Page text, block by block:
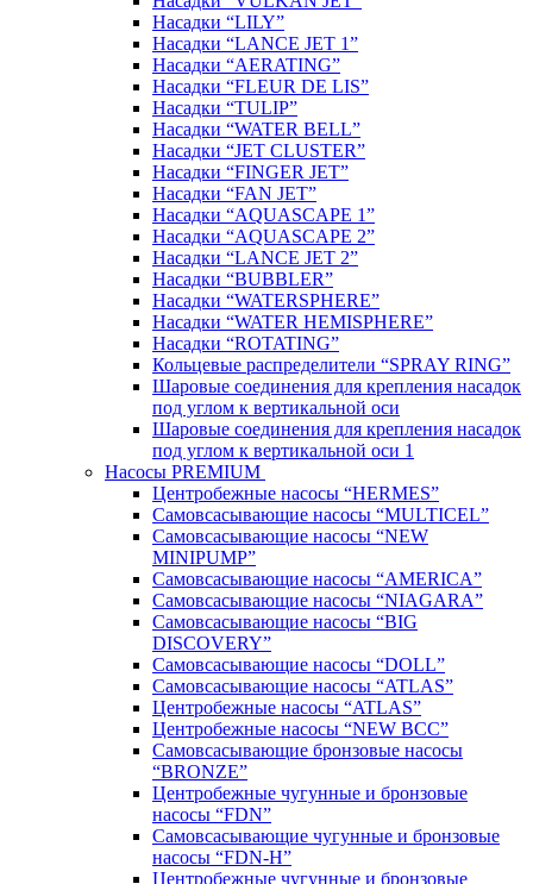
Насадки “LILY”
Насадки “LANCE JET 1”
Насадки “AERATING”
Насадки “FLEUR DE LIS”
Насадки “TULIP”
Насадки “WATER BELL”
Насадки “JET CLUSTER”
Насадки “FINGER JET”
Насадки “FAN JET”
Насадки “AQUASCAPE 1”
Насадки “AQUASCAPE 2”
Насадки “LANCE JET 2”
Насадки “BUBBLER”
Насадки “WATERSPHERE”
Насадки “WATER HEMISPHERE”
Насадки “ROTATING”
Кольцевые распределители “SPRAY RING”
Шаровые соединения для крепления насадок
под углом к вертикальной оси
Шаровые соединения для крепления насадок
под углом к вертикальной оси 1
Насосы PREMIUM
Центробежные насосы “HERMES”
Самовсасывающие насосы “MULTICEL”
Самовсасывающие насосы “NEW
MINIPUMP”
Самовсасывающие насосы “AMERICA”
Самовсасывающие насосы “NIAGARA”
Самовсасывающие насосы “BIG
DISCOVERY”
Самовсасывающие насосы “DOLL”
Самовсасывающие насосы “ATLAS”
Центробежные насосы “ATLAS”
Центробежные насосы “NEW BCC”
Самовсасывающие бронзовые насосы
“BRONZE”
Центробежные чугунные и бронзовые
насосы “FDN”
Самовсасывающие чугунные и бронзовые
насосы “FDN-Н”
Центробежные чугунные и бронзовые